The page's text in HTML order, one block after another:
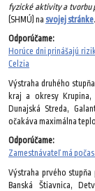
fyzické aktivity a tvorbu
(SHMÚ) na svojej stránke.
Odporúčame:
Horúce dni prinášajú
Celzia
Výstraha druhého
kraj a okresy
Dunajská Streda,
očakáva maximálna
Odporúčame:
Zamestnávateľ má
Výstraha prvého stupňa
Banská Štiavnica,